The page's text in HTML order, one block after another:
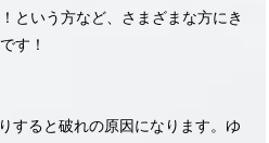
という方など、さまざまな方にき
す！
すると破れの原因になります。ゆ